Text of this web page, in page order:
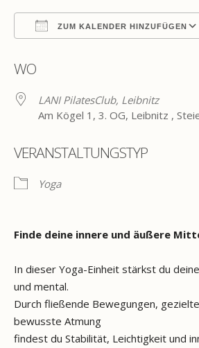
ZUM KALENDER HINZUFÜGEN
WO
LANI PilatesClub, Leibnitz
Am Kögel 1, 3. OG, Leibnitz ,
VERANSTALTUNGSTYP
Yoga
Finde deine innere und äußere
In dieser Yoga-Einheit stärkst du
und mental.
Durch fließende Bewegungen,
bewusste Atmung
findest du Stabilität, Leichtigkeit und